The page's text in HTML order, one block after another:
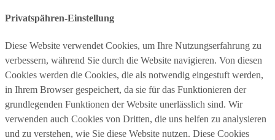
Privatspähren-Einstellung
Diese Website verwendet Cookies, um Ihre Nutzungserfahrung zu
verbessern, während Sie durch die Website navigieren. Von diesen
Cookies werden die Cookies, die als notwendig eingestuft werden,
in Ihrem Browser gespeichert, da sie für das Funktionieren der
grundlegenden Funktionen der Website unerlässlich sind. Wir
verwenden auch Cookies von Dritten, die uns helfen zu analysieren
und zu verstehen, wie Sie diese Website nutzen. Diese Cookies